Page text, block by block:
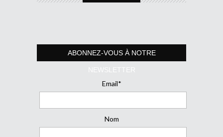
ABONNEZ-VOUS À NOTRE
NEWSLETTER
Email*
Nom